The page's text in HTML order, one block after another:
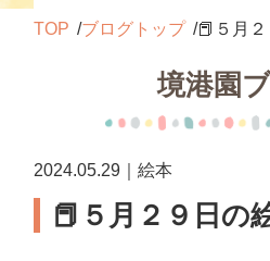
TOP ブログトップ 📕５月２
境港園
2024.05.29｜絵本
📕５月２９日の